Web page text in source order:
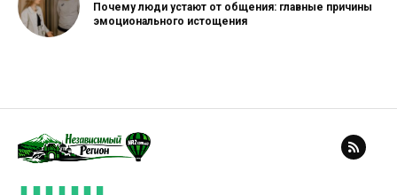
Почему люди устают от общения: главные причины
эмоционального истощения